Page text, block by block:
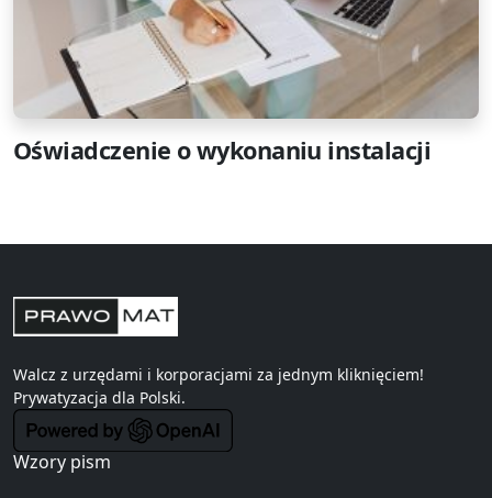
Oświadczenie o wykonaniu instalacji
Walcz z urzędami i korporacjami za jednym kliknięciem!
Prywatyzacja dla Polski.
Wzory pism